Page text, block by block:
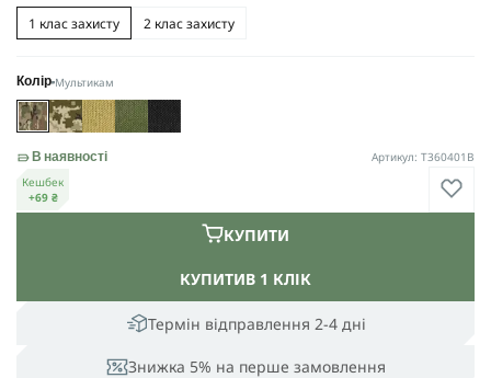
1 клас захисту 2 клас захисту
Колір Мультикам
Термін відправлення 2-4 дні
Знижка 5% на перше замовлення
КУПИТИВ 1 КЛІК
КУПИТИ
В наявності
Артикул: T360401B
Кешбек
+69 ₴